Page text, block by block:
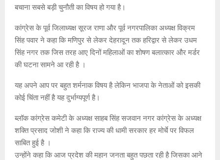
बचाना सबसे बड़ी चुनौती का विषय हो गया है।
कांग्रेस के पूर्व जिलाध्यक्ष सूरज राणा और पूर्व नगरपालिका अध्यक्ष विक्रम
सिंह पवार ने कहा कि मणिपुर से लेकर देहरादून तक हरिद्वार से लेकर उधम
सिंह नगर तक जिस तरह आए दिनों महिलाओं का शोषण बलात्कार और मर्डर
की घटना सामने आ रही है ।
यह अपने आप पर बहुत शर्मनाक विषय है लेकिन भाजपा के नेताओं को इसकी
कोई चिंता नहीं है यह दुर्भाग्यपूर्ण है।
ब्लॉक कांग्रेस कमेटी के अध्यक्ष साहब सिंह सजवान नगर कांग्रेस के अध्यक्ष
शक्ति प्रसाद जोशी ने कहा कि राज्य की धामी सरकार हर मोर्चे पर विफल
साबित हुई है ।
उन्होंने कहा कि आज प्रदेश की महान जनता बहुत पछता रही है जिसका आने